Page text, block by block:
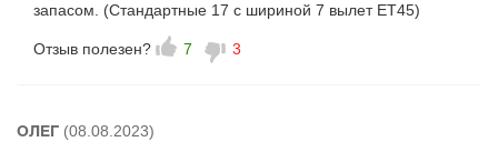
запасом. (Стандартные 17 с шириной 7 вылет ET45)
Отзыв полезен? 7 3
ОЛЕГ (08.08.2023)